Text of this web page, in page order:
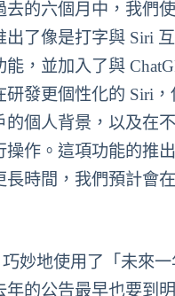
去的六個月中，我們
出了像是打字與 Siri
能，並加入了與
研發更個性化的 Siri，
的個人背景，以及在
操作。這項功能的推
長時間，我們預計會
妙地使用了「未來
年的公告最早也要到